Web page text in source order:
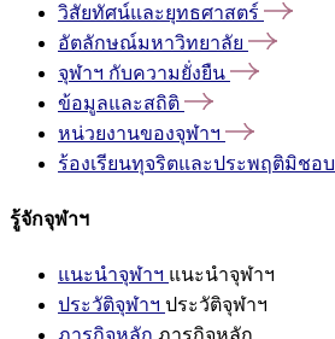
วิสัยทัศน์และยุทธศาสตร์
อัตลักษณ์มหาวิทยาลัย
จุฬาฯ กับความยั่งยืน
ข้อมูลและสถิติ
หน่วยงานของจุฬาฯ
ร้องเรียนทุจริตและประพฤติมิชอบ
รู้จักจุฬาฯ
แนะนำจุฬาฯ แนะนำจุฬาฯ
ประวัติจุฬาฯ ประวัติจุฬาฯ
ภารกิจหลัก ภารกิจหลัก